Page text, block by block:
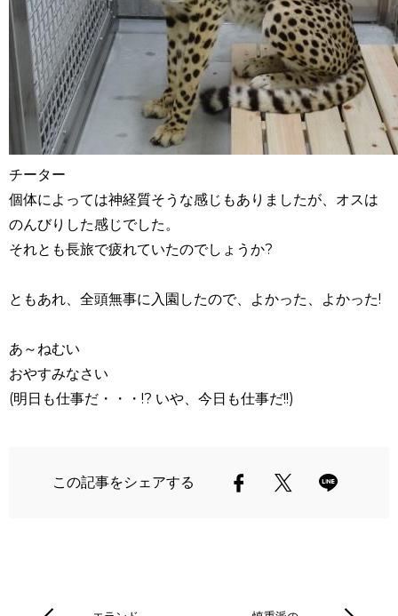
チーター
個体によっては神経質そうな感じもありましたが、オスは
のんびりした感じでした。
それとも長旅で疲れていたのでしょうか?
ともあれ、全頭無事に入園したので、よかった、よかった!
あ～ねむい
おやすみなさい
(明日も仕事だ・・・!? いや、今日も仕事だ!!)
この記事をシェアする